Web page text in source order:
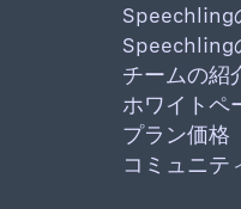
Speechling
Speechling
チームの紹
ホワイトペ
プラン価格
コミュニテ